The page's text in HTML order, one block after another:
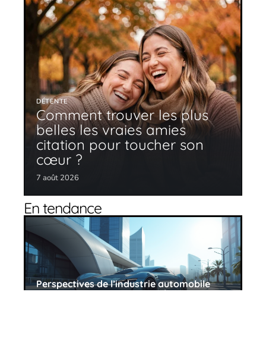
DÉTENTE
Comment trouver les plus
belles les vraies amies
citation pour toucher son
cœur ?
7 août 2026
En tendance
Perspectives de l’industrie automobile
pour 2025 : tendances et prévisions